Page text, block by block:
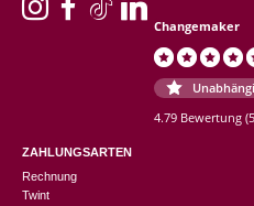
Changemaker
4.79 Bewertung
ZAHLUNGSARTEN
Rechnung
Twint